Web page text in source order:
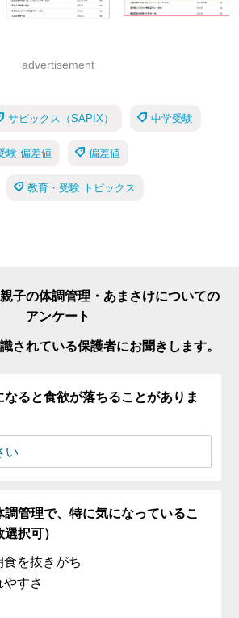
advertisement
サピックス（SAPIX） 中学受験
験 偏差値 偏差値
教育・受験 トピックス
親子の体調管理・あまさけについての
アンケート
されている保護者にお聞きします。
なると食欲が落ちることがありま
調管理で、特に気になっているこ
択可）
を抜きがち
すさ